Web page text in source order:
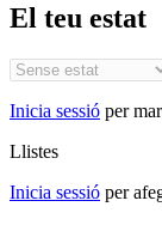
El teu estat
Inicia sessió per
Llistes
Inicia sessió per